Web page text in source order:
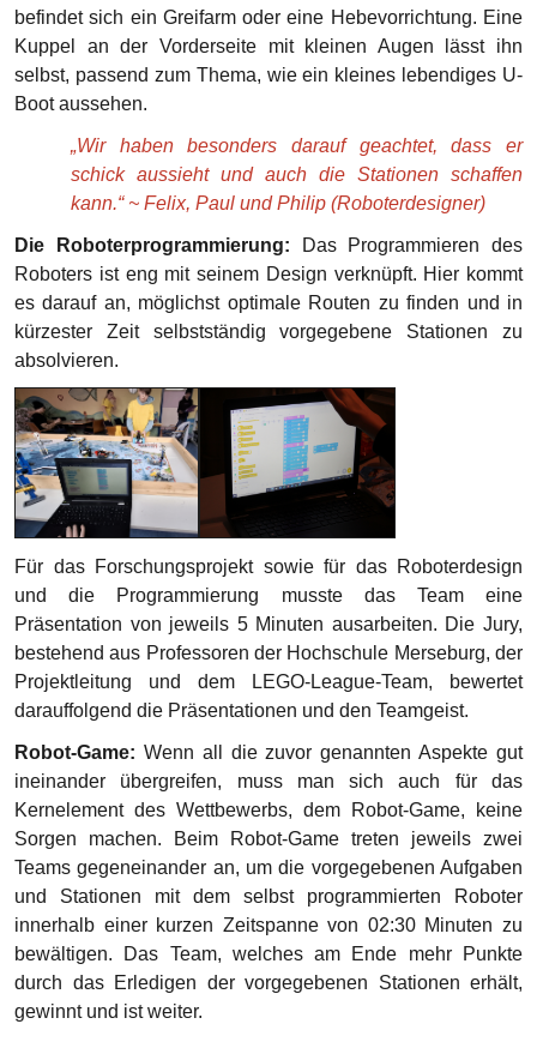
befindet sich ein Greifarm oder eine Hebevorrichtung. Eine
Kuppel an der Vorderseite mit kleinen Augen lässt ihn
selbst, passend zum Thema, wie ein kleines lebendiges U-
Boot aussehen.
„Wir haben besonders darauf geachtet, dass er
schick aussieht und auch die Stationen schaffen
kann.“ ~ Felix, Paul und Philip (Roboterdesigner)
Die Roboterprogrammierung: Das Programmieren des
Roboters ist eng mit seinem Design verknüpft. Hier kommt
es darauf an, möglichst optimale Routen zu finden und in
kürzester Zeit selbstständig vorgegebene Stationen zu
absolvieren.
Für das Forschungsprojekt sowie für das Roboterdesign
und die Programmierung musste das Team eine
Präsentation von jeweils 5 Minuten ausarbeiten. Die Jury,
bestehend aus Professoren der Hochschule Merseburg, der
Projektleitung und dem LEGO-League-Team, bewertet
darauffolgend die Präsentationen und den Teamgeist.
Robot-Game: Wenn all die zuvor genannten Aspekte gut
ineinander übergreifen, muss man sich auch für das
Kernelement des Wettbewerbs, dem Robot-Game, keine
Sorgen machen. Beim Robot-Game treten jeweils zwei
Teams gegeneinander an, um die vorgegebenen Aufgaben
und Stationen mit dem selbst programmierten Roboter
innerhalb einer kurzen Zeitspanne von 02:30 Minuten zu
bewältigen. Das Team, welches am Ende mehr Punkte
durch das Erledigen der vorgegebenen Stationen erhält,
gewinnt und ist weiter.